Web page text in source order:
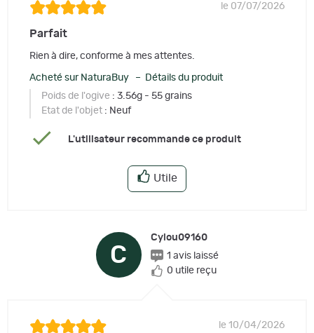
le 07/07/2026
Parfait
Rien à dire, conforme à mes attentes.
Acheté sur NaturaBuy – Détails du produit
Poids de l'ogive : 3.56g - 55 grains
Etat de l'objet : Neuf
L'utilisateur recommande ce produit
Utile
C
Cylou09160
1 avis laissé
0 utile reçu
le 10/04/2026